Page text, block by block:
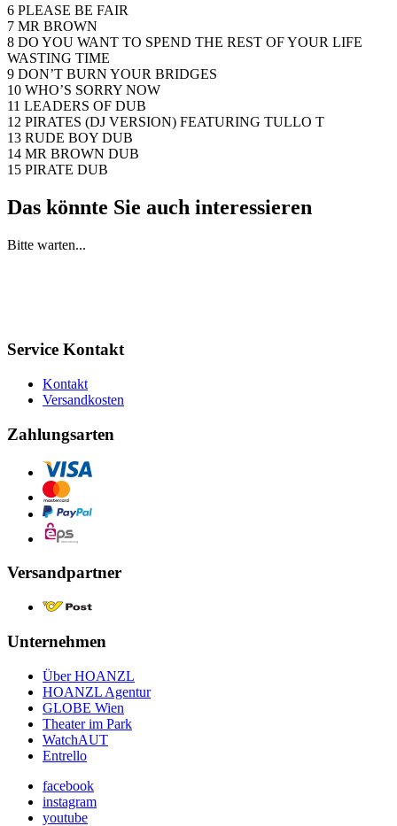
6 PLEASE BE FAIR
7 MR BROWN
8 DO YOU WANT TO SPEND THE REST OF YOUR LIFE
WASTING TIME
9 DON’T BURN YOUR BRIDGES
10 WHO’S SORRY NOW
11 LEADERS OF DUB
12 PIRATES (DJ VERSION) FEATURING TULLO T
13 RUDE BOY DUB
14 MR BROWN DUB
15 PIRATE DUB
Das könnte Sie auch interessieren
Bitte warten...
Service Kontakt
Kontakt
Versandkosten
Zahlungsarten
Versandpartner
Unternehmen
Über HOANZL
HOANZL Agentur
GLOBE Wien
Theater im Park
WatchAUT
Entrello
facebook
instagram
youtube